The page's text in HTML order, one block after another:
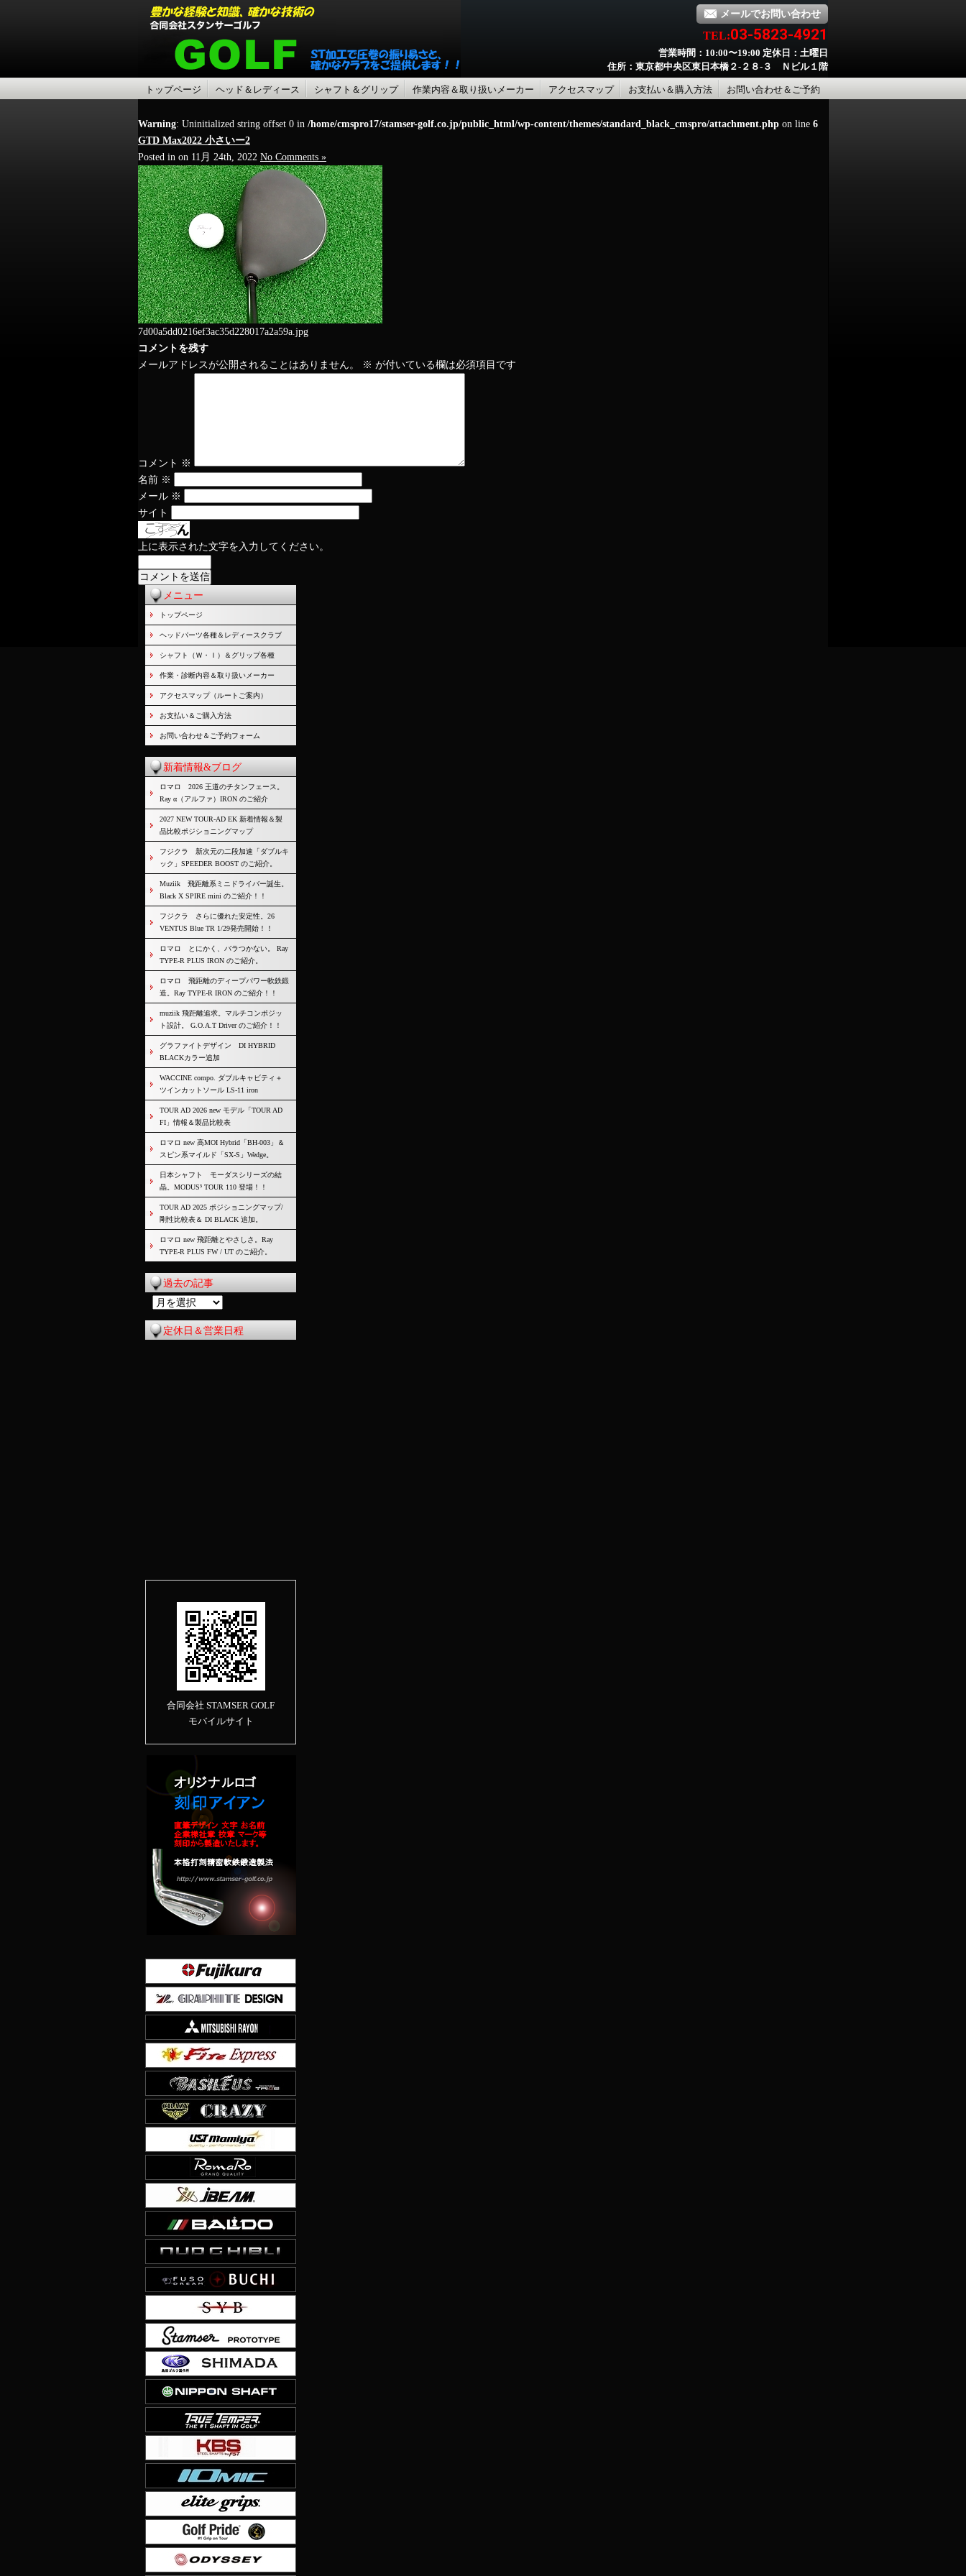
メールでお問い合わせ
TEL:03-5823-4921
営業時間：10:00〜19:00 定休日：土曜日
住所：東京都中央区東日本橋２-２８-３ Ｎビル１階
トップページ ヘッド＆レディース シャフト＆グリップ 作業内容＆取り扱いメーカー アクセスマップ お支払い＆購入方法 お問い合わせ＆ご予約
Warning: Uninitialized string offset 0 in /home/cmspro17/stamser-golf.co.jp/public_html/wp-content/themes/standard_black_cmspro/attachment.php on line 6
GTD Max2022 小さいー2
Posted in on 11月 24th, 2022 No Comments »
7d00a5dd0216ef3ac35d228017a2a59a.jpg
コメントを残す
メールアドレスが公開されることはありません。
※ が付いている欄は必須項目です
コメント ※
名前 ※
メール ※
サイト
上に表示された文字を入力してください。
メニュー
トップページ
ヘッドパーツ各種＆レディースクラブ
シャフト（Ｗ・Ｉ）＆グリップ各種
作業・診断内容＆取り扱いメーカー
アクセスマップ（ルートご案内）
お支払い＆ご購入方法
お問い合わせ＆ご予約フォーム
新着情報&ブログ
ロマロ 2026 王道のチタンフェース。
Ray α（アルファ）IRON のご紹介
2027 NEW TOUR-AD EK 新着情報＆製
品比較ポジショニングマップ
フジクラ 新次元の二段加速「ダブルキ
ック」SPEEDER BOOST のご紹介。
Muziik 飛距離系ミニドライバー誕生。
Black X SPIRE mini のご紹介！！
フジクラ さらに優れた安定性。26
VENTUS Blue TR 1/29発売開始！！
ロマロ とにかく、バラつかない。 Ray
TYPE-R PLUS IRON のご紹介。
ロマロ 飛距離のディープパワー軟鉄鍛
造。Ray TYPE-R IRON のご紹介！！
muziik 飛距離追求。マルチコンポジッ
ト設計。 G.O.A.T Driver のご紹介！！
グラファイトデザイン DI HYBRID
BLACKカラー追加
WACCINE compo. ダブルキャビティ＋
ツインカットソール LS-11 iron
TOUR AD 2026 new モデル「TOUR AD
FI」情報＆製品比較表
ロマロ new 高MOI Hybrid「BH-003」＆
スピン系マイルド「SX-S」Wedge。
日本シャフト モーダスシリーズの結
晶。MODUS³ TOUR 110 登場！！
TOUR AD 2025 ポジショニングマップ/
剛性比較表＆ DI BLACK 追加。
ロマロ new 飛距離とやさしさ。Ray
TYPE-R PLUS FW / UT のご紹介。
過去の記事
の
定休日＆営業日程
合同会社 STAMSER GOLF
モバイルサイト